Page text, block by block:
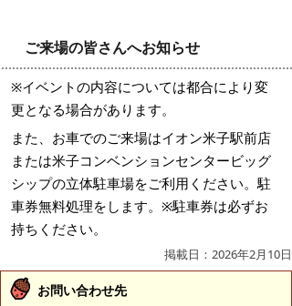
ご来場の皆さんへお知らせ
※イベントの内容については都合により変
更となる場合があります。
また、お車でのご来場はイオン米子駅前店
または米子コンベンションセンタービッグ
シップの立体駐車場をご利用ください。駐
車券無料処理をします。※駐車券は必ずお
持ちください。
掲載日：2026年2月10日
お問い合わせ先